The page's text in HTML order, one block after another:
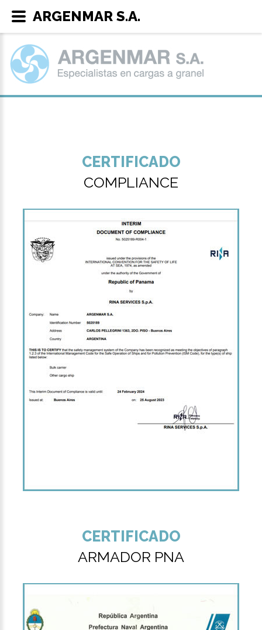
CERTIFICADO
COMPLIANCE
CERTIFICADO
ARMADOR PNA
ARGENMAR S.A.